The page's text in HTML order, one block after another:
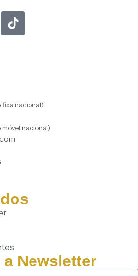
fixa nacional)
móvel nacional)
Newsletter